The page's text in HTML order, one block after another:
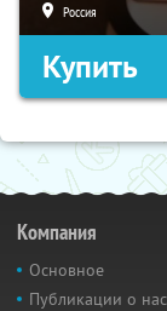
Россия
Купить
Компания
Основное
Публикации о нас